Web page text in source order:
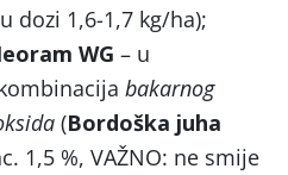
u dozi 1,6-1,7 kg/ha);
WG – u
bakarnog
(Bordoška juha
1,5 %, VAŽNO: ne smije